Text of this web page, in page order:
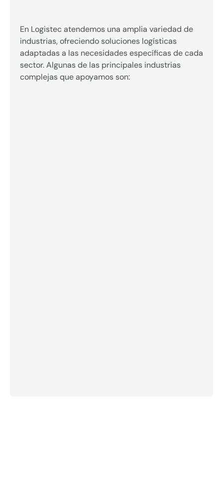
En Logistec atendemos una amplia variedad de
industrias, ofreciendo soluciones logísticas
adaptadas a las necesidades específicas de cada
sector. Algunas de las principales industrias
complejas que apoyamos son: